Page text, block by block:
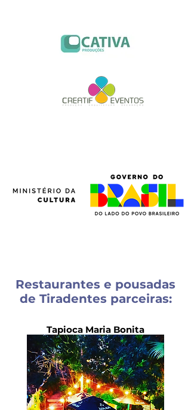
Restaurantes e pousadas
de Tiradentes parceiras:
Tapioca Maria Bonita